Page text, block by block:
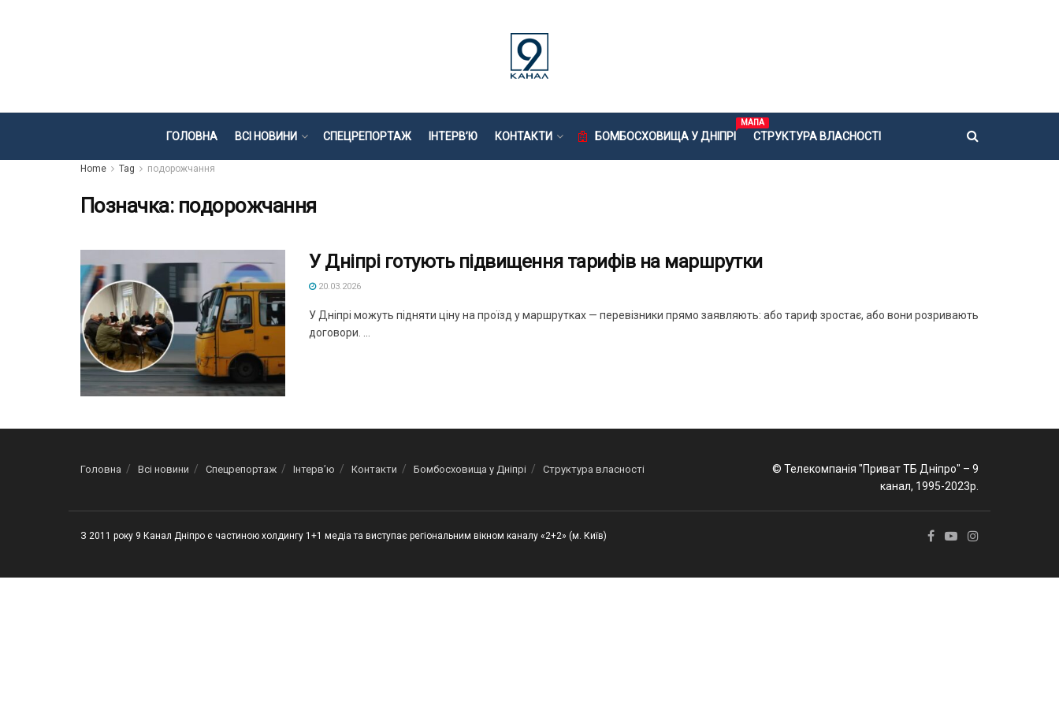
ГОЛОВНА ВСІ НОВИНИ СПЕЦРЕПОРТАЖ ІНТЕРВ’Ю КОНТАКТИ БОМБОСХОВИЩА У ДНІПРІ
МАПА
СТРУКТУРА ВЛАСНОСТІ
Home Tag подорожчання
Позначка: подорожчання
У Дніпрі готують підвищення тарифів на маршрутки
20.03.2026
У Дніпрі можуть підняти ціну на проїзд у маршрутках — перевізники прямо заявляють: або тариф зростає, або вони розривають
договори. ...
Головна Всі новини Спецрепортаж Інтерв’ю Контакти Бомбосховища у Дніпрі Структура власності
© Телекомпанія "Приват ТБ Дніпро" – 9
канал, 1995-2023р.
З 2011 року 9 Канал Дніпро є частиною холдингу 1+1 медіа та виступає регіональним вікном каналу «2+2» (м. Київ)